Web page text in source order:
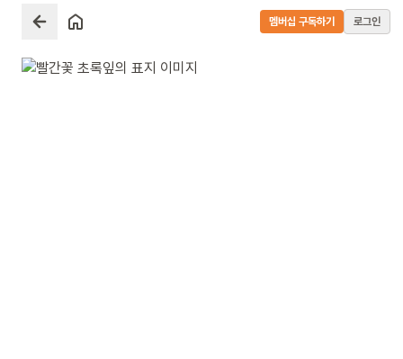
멤버십 구독하기 로그인